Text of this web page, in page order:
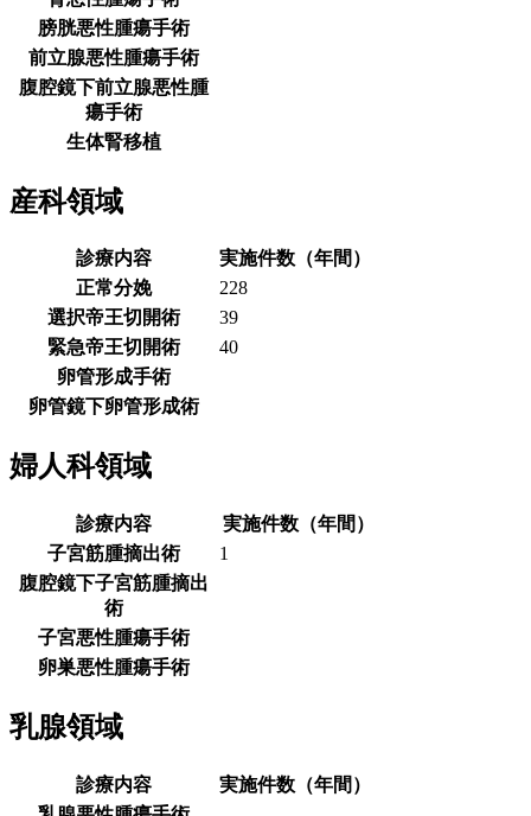
膀胱悪性腫瘍手術
前立腺悪性腫瘍手術
腹腔鏡下前立腺悪性腫
瘍手術
生体腎移植
産科領域
診療内容
実施件数（年間）
正常分娩
228
選択帝王切開術
39
緊急帝王切開術
40
卵管形成手術
卵管鏡下卵管形成術
婦人科領域
診療内容
実施件数（年間）
子宮筋腫摘出術
1
腹腔鏡下子宮筋腫摘出
術
子宮悪性腫瘍手術
卵巣悪性腫瘍手術
乳腺領域
診療内容
実施件数（年間）